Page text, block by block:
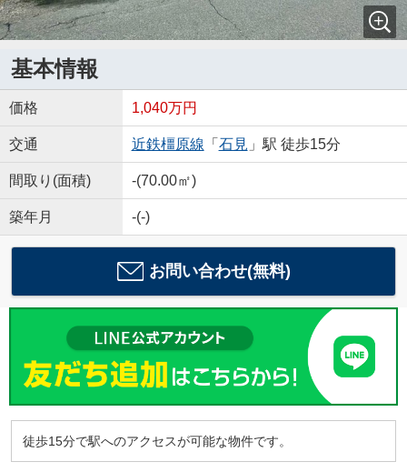
基本情報
価格 1,040万円
交通 近鉄橿原線 「 石見 」駅 徒歩15分
間取り(面積) -(70.00㎡)
築年月 -(-)
お問い合わせ(無料)
徒歩15分で駅へのアクセスが可能な物件です。